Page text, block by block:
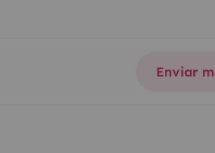
doccia, frigorifero, gas
porta tablet, estrada
Enviar